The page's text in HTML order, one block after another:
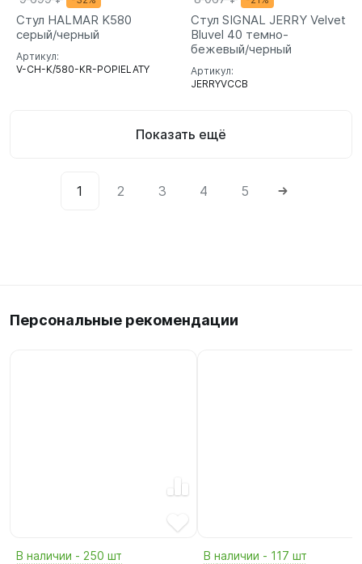
Стул HALMAR K580
серый/черный
Артикул:
V-CH-K/580-KR-POPIELATY
Стул SIGNAL JERRY Velvet
Bluvel 40 темно-
бежевый/черный
Артикул:
JERRYVCCB
Показать ещё
1 2 3 4 5
Персональные рекомендации
В наличии - 250 шт В наличии - 117 шт